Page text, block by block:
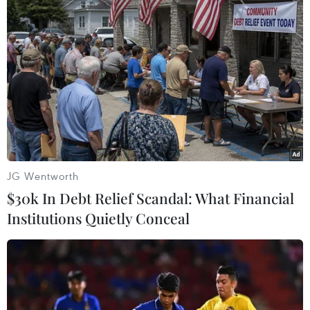
Hoàng Hoa (Vietnam+)
#Hà Nội #Đại học Quốc gia
#Giáo sư Tom Cannon
JG Wentworth
$30k In Debt Relief Scandal: What Financial
Institutions Quietly Conceal